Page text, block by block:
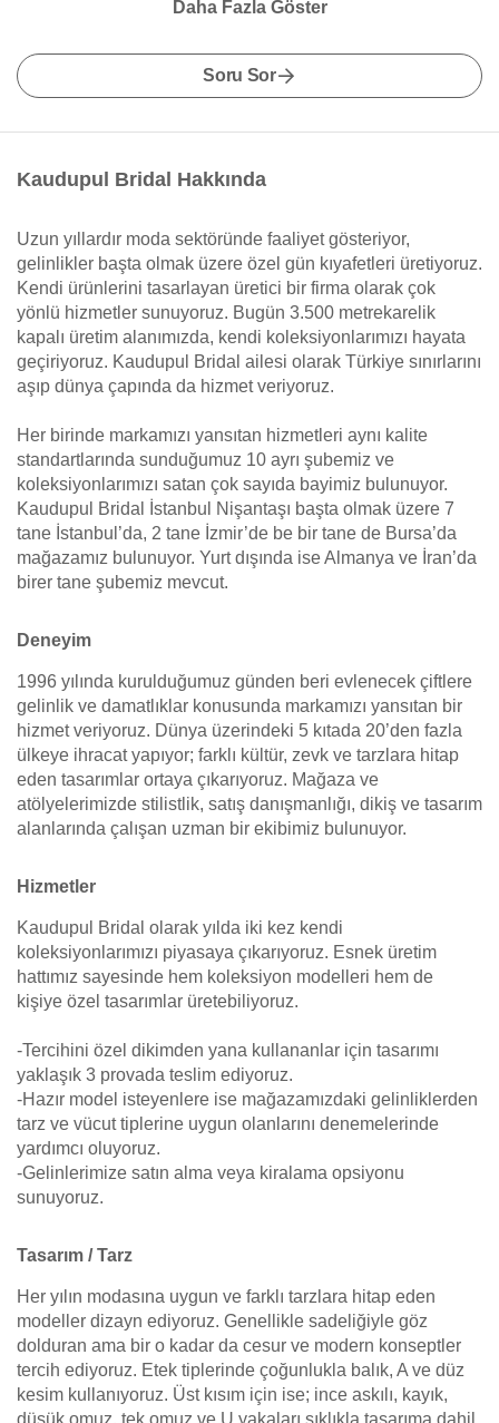
Daha Fazla Göster
Soru Sor
Kaudupul Bridal Hakkında
Uzun yıllardır moda sektöründe faaliyet gösteriyor,
gelinlikler başta olmak üzere özel gün kıyafetleri üretiyoruz.
Kendi ürünlerini tasarlayan üretici bir firma olarak çok
yönlü hizmetler sunuyoruz. Bugün 3.500 metrekarelik
kapalı üretim alanımızda, kendi koleksiyonlarımızı hayata
geçiriyoruz. Kaudupul Bridal ailesi olarak Türkiye sınırlarını
aşıp dünya çapında da hizmet veriyoruz.
Her birinde markamızı yansıtan hizmetleri aynı kalite
standartlarında sunduğumuz 10 ayrı şubemiz ve
koleksiyonlarımızı satan çok sayıda bayimiz bulunuyor.
Kaudupul Bridal İstanbul Nişantaşı başta olmak üzere 7
tane İstanbul’da, 2 tane İzmir’de be bir tane de Bursa’da
mağazamız bulunuyor. Yurt dışında ise Almanya ve İran’da
birer tane şubemiz mevcut.
Deneyim
1996 yılında kurulduğumuz günden beri evlenecek çiftlere
gelinlik ve damatlıklar konusunda markamızı yansıtan bir
hizmet veriyoruz. Dünya üzerindeki 5 kıtada 20’den fazla
ülkeye ihracat yapıyor; farklı kültür, zevk ve tarzlara hitap
eden tasarımlar ortaya çıkarıyoruz. Mağaza ve
atölyelerimizde stilistlik, satış danışmanlığı, dikiş ve tasarım
alanlarında çalışan uzman bir ekibimiz bulunuyor.
Hizmetler
Kaudupul Bridal olarak yılda iki kez kendi
koleksiyonlarımızı piyasaya çıkarıyoruz. Esnek üretim
hattımız sayesinde hem koleksiyon modelleri hem de
kişiye özel tasarımlar üretebiliyoruz.
-Tercihini özel dikimden yana kullananlar için tasarımı
yaklaşık 3 provada teslim ediyoruz.
-Hazır model isteyenlere ise mağazamızdaki gelinliklerden
tarz ve vücut tiplerine uygun olanlarını denemelerinde
yardımcı oluyoruz.
-Gelinlerimize satın alma veya kiralama opsiyonu
sunuyoruz.
Tasarım / Tarz
Her yılın modasına uygun ve farklı tarzlara hitap eden
modeller dizayn ediyoruz. Genellikle sadeliğiyle göz
dolduran ama bir o kadar da cesur ve modern konseptler
tercih ediyoruz. Etek tiplerinde çoğunlukla balık, A ve düz
kesim kullanıyoruz. Üst kısım için ise; ince askılı, kayık,
düşük omuz, tek omuz ve U yakaları sıklıkla tasarıma dahil